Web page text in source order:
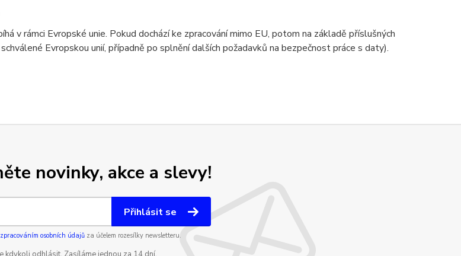
v rámci Evropské unie. Pokud dochází ke zpracování mimo EU, potom na základě příslušných
Evropskou unií, případně po splnění dalších požadavků na bezpečnost práce s daty).
novinky, akce a slevy!
Přihlásit se
zpracováním osobních údajůza účelem rozesílky newsletteru.